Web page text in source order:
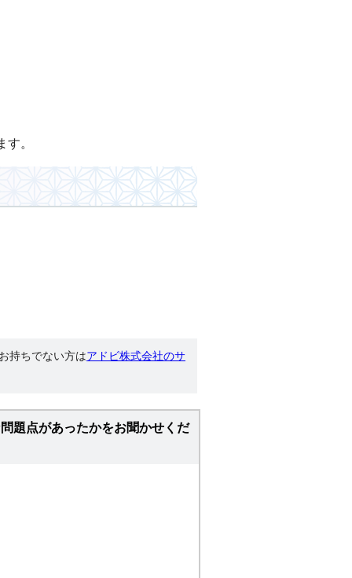
。
持ちでない方はアドビ株式会社のサ
題点があったかをお聞かせくだ